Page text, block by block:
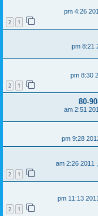
2
2
2
2